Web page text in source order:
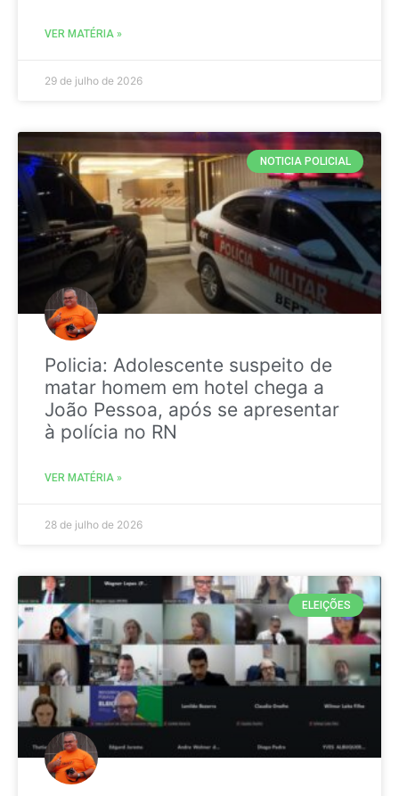
VER MATÉRIA »
29 de julho de 2026
NOTICIA POLICIAL
Policia: Adolescente suspeito de
matar homem em hotel chega a
João Pessoa, após se apresentar
à polícia no RN
VER MATÉRIA »
28 de julho de 2026
ELEIÇÕES